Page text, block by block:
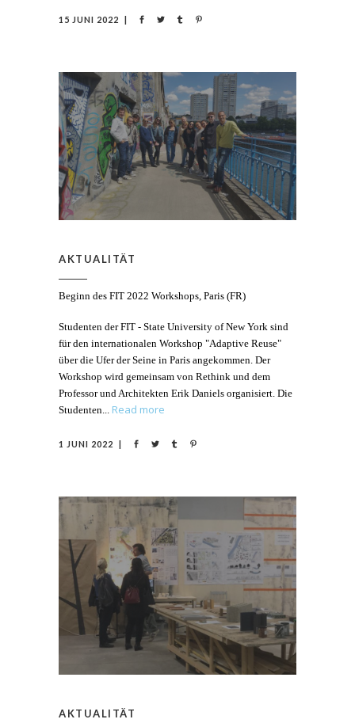
15 JUNI 2022
AKTUALITÄT
Beginn des FIT 2022 Workshops, Paris (FR)
Studenten der FIT - State University of New York sind
für den internationalen Workshop "Adaptive Reuse"
über die Ufer der Seine in Paris angekommen. Der
Workshop wird gemeinsam von Rethink und dem
Professor und Architekten Erik Daniels organisiert. Die
Studenten
Read more
1 JUNI 2022
AKTUALITÄT